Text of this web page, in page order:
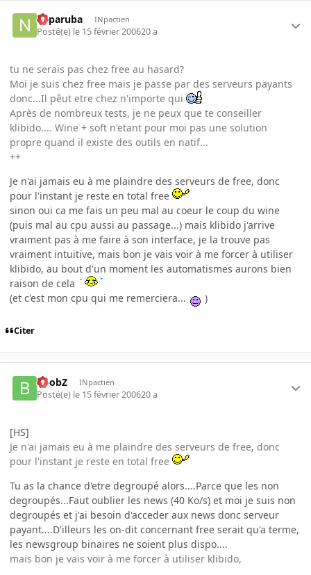
naparuba INpactien
Posté(e) le 15 février 200620 a
tu ne serais pas chez free au hasard?
Moi je suis chez free mais je passe par des serveurs payants
donc...Il pêut etre chez n'importe qui
Après de nombreux tests, je ne peux que te conseiller
klibido.... Wine + soft n'etant pour moi pas une solution
propre quand il existe des outils en natif...
++
Je n'ai jamais eu à me plaindre des serveurs de free, donc
pour l'instant je reste en total free
sinon oui ca me fais un peu mal au coeur le coup du wine
(puis mal au cpu aussi au passage...) mais klibido j'arrive
vraiment pas à me faire à son interface, je la trouve pas
vraiment intuitive, mais bon je vais voir à me forcer à utiliser
klibido, au bout d'un moment les automatismes aurons bien
raison de cela
(et c'est mon cpu qui me remerciera...
)
Citer
BoobZ INpactien
Posté(e) le 15 février 200620 a
[HS]
Je n'ai jamais eu à me plaindre des serveurs de free, donc
pour l'instant je reste en total free
Tu as la chance d'etre degroupé alors....Parce que les non
degroupés...Faut oublier les news (40 Ko/s) et moi je suis non
degroupés et j'ai besoin d'acceder aux news donc serveur
payant....D'illeurs les on-dit concernant free serait qu'a terme,
les newsgroup binaires ne soient plus dispo....
mais bon je vais voir à me forcer à utiliser klibido,